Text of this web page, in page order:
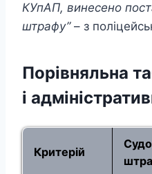
КУпАП, винесено
штрафу”– з
Порівняльна
і
Критерій